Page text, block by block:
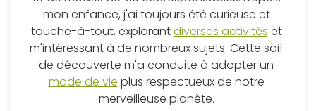
mon enfance, j'ai toujours été curieuse et
touche-à-tout, explorantdiverses activités et
m'intéressant à de nombreux sujets. Cette soif
de découverte m'a conduite à adopter un
mode de vie plus respectueux de notre
merveilleuse planète.